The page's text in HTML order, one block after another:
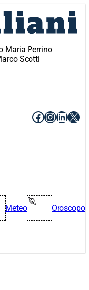
Maria Perrino
Scotti
Facebook
X
Meteo Oroscopo